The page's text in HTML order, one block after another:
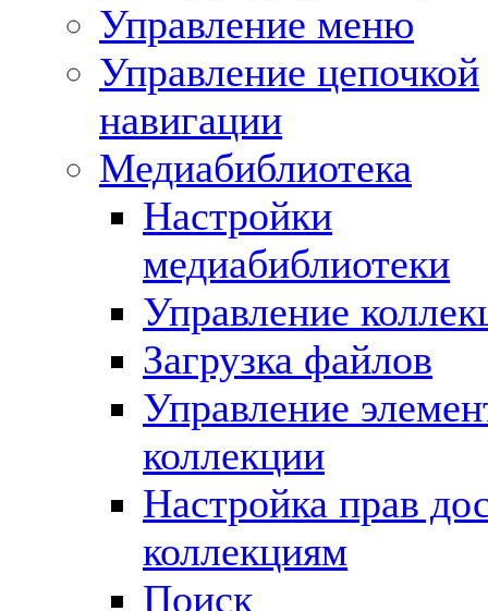
Управление меню
Управление цепочкой
навигации
Медиабиблиотека
Настройки
медиабиблиотеки
Управление
Загрузка файлов
Управление
коллекции
Настройка прав
коллекциям
Поиск